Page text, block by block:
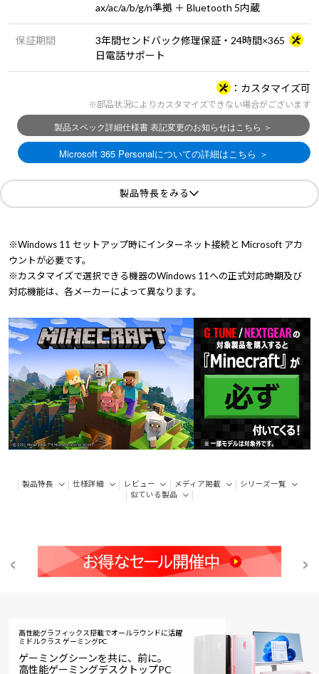
ax/ac/a/b/g/n準拠 ＋ Bluetooth 5内蔵
保証期間
3年間センドバック修理保証・24時間×365
日電話サポート
カスタマイズ可
※部品状況によりカスタマイズできない場合がございます
製品特長をみる
※Windows 11 セットアップ時にインターネット接続と Microsoft アカ
ウントが必要です。
※カスタマイズで選択できる機器のWindows 11への正式対応時期及び
対応機能は、各メーカーによって異なります。
製品特長 仕様詳細 レビュー メディア掲載
シリーズ一覧
似ている製品
高性能グラフィックス搭載でオールラウンドに活躍
ミドルクラス ゲーミングPC
ゲーミングシーンを共に、前に。
高性能ゲーミングデスクトップPC